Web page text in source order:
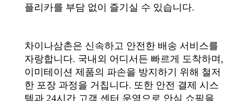
플리카를 부담 없이 즐기실 수 있습니다.
차이나삼촌은 신속하고 안전한 배송 서비스를
자랑합니다. 국내외 어디서든 빠르게 도착하며,
이미테이션 제품의 파손을 방지하기 위해 철저
한 포장 과정을 거칩니다. 또한 안전 결제 시스
템과 24시간 고객 센터 운영으로 안심 쇼핑을